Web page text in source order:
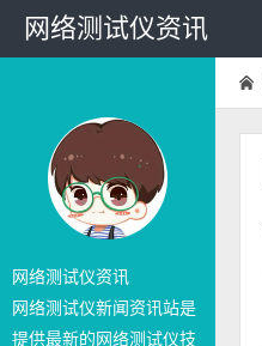
网络测试仪资讯
网络测试仪资讯
网络测试仪新闻资讯站是
提供最新的网络测试仪技